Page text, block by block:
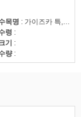
목명 : 가이즈카 특,회화15~30,조형해송,중국단풍 특 20점,해송8~20,느티나무20~50,회화15~30
령 :
기
:
량 :